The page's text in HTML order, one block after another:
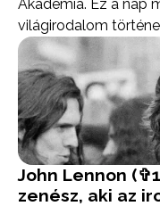
Akadémia. Ez a nap
világirodalom
John Lennon
zenész, aki az